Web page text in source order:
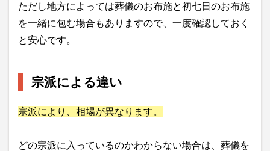
ただし地方によっては葬儀のお布施と初七日のお布施
を一緒に包む場合もありますので、一度確認しておく
と安心です。
宗派による違い
宗派により、相場が異なります。
どの宗派に入っているのかわからない場合は、葬儀を